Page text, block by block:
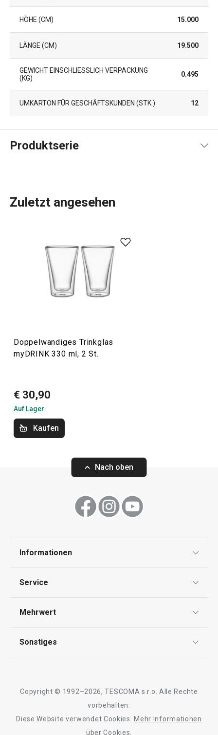
HÖHE (CM) 15.000
LÄNGE (CM) 19.500
GEWICHT EINSCHLIESSLICH VERPACKUNG (
KG)
0.495
UMKARTON FÜR GESCHÄFTSKUNDEN (STK.) 12
Produktserie
sowie und Filterkessel. Alles, was Sie
zum Servieren von Getränken
benötigen, haben wir in das
myDRINK-Sortiment aufgenommen. Unsere
alkoholfreie und alkoholische Getränke
zeitlosen Look und ein einzigartiges Design.
Outdoor-Aktivitäten
Zylinder für kohlensäurehaltige
Auf Lager
Form für
Alle Produkte der Linie myDRINK
Zuletzt angesehen
Doppelwandiges Trinkglas
myDRINK 330 ml, 2 St.
€ 30,90
Auf Lager
Kaufen
Nach oben
Informationen
Impressum
Service
Rückgabe von Waren/Reklamation
Mehrwert
Sonstiges
Barrierefreiheit
Copyright © 1992–2026, TESCOMA s.r.o. Alle Rechte
vorbehalten.
Diese Website verwendet Cookies.
Mehr Informationen
über Cookies.